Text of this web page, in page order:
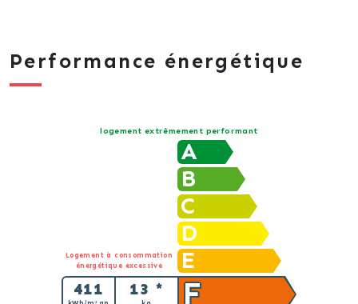
Performance énergétique
logement extrêmement performant
A
B
C
D
E
F
411 13 *
Logement à consommation
énergétique excessive